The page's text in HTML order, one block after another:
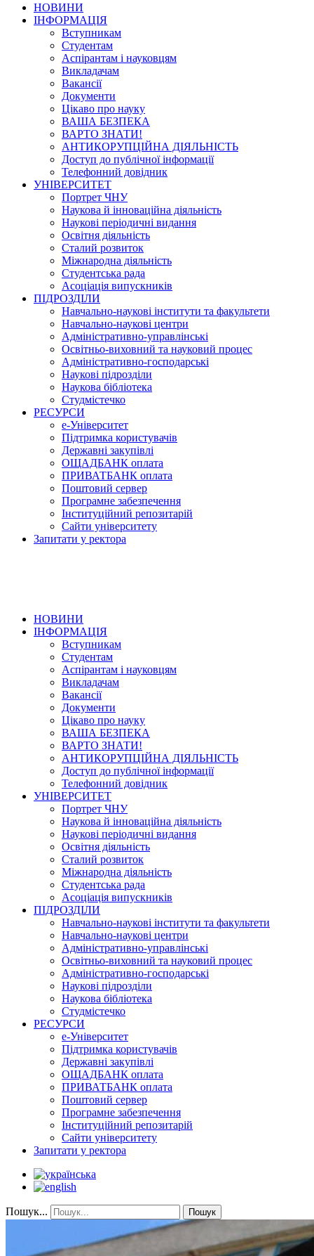
НОВИНИ
ІНФОРМАЦІЯ
Вступникам
Студентам
Аспірантам і науковцям
Викладачам
Вакансії
Документи
Цікаво про науку
ВАША БЕЗПЕКА
ВАРТО ЗНАТИ!
АНТИКОРУПЦІЙНА ДІЯЛЬНІСТЬ
Доступ до публічної інформації
Телефонний довідник
УНІВЕРСИТЕТ
Портрет ЧНУ
Наукова й інноваційна діяльність
Наукові періодичні видання
Освітня діяльність
Сталий розвиток
Міжнародна діяльність
Студентська рада
Асоціація випускників
ПІДРОЗДІЛИ
Навчально-наукові інститути та факультети
Навчально-наукові центри
Адміністративно-управлінські
Освітньо-виховний та науковий процес
Адміністративно-господарські
Наукові підрозділи
Наукова бібліотека
Студмістечко
РЕСУРСИ
е-Університет
Підтримка користувачів
Державні закупівлі
ОЩАДБАНК оплата
ПРИВАТБАНК оплата
Поштовий сервер
Програмне забезпечення
Інституційний репозитарій
Сайти університету
Запитати у ректора
НОВИНИ
ІНФОРМАЦІЯ
Вступникам
Студентам
Аспірантам і науковцям
Викладачам
Вакансії
Документи
Цікаво про науку
ВАША БЕЗПЕКА
ВАРТО ЗНАТИ!
АНТИКОРУПЦІЙНА ДІЯЛЬНІСТЬ
Доступ до публічної інформації
Телефонний довідник
УНІВЕРСИТЕТ
Портрет ЧНУ
Наукова й інноваційна діяльність
Наукові періодичні видання
Освітня діяльність
Сталий розвиток
Міжнародна діяльність
Студентська рада
Асоціація випускників
ПІДРОЗДІЛИ
Навчально-наукові інститути та факультети
Навчально-наукові центри
Адміністративно-управлінські
Освітньо-виховний та науковий процес
Адміністративно-господарські
Наукові підрозділи
Наукова бібліотека
Студмістечко
РЕСУРСИ
е-Університет
Підтримка користувачів
Державні закупівлі
ОЩАДБАНК оплата
ПРИВАТБАНК оплата
Поштовий сервер
Програмне забезпечення
Інституційний репозитарій
Сайти університету
Запитати у ректора
Пошук... Пошук